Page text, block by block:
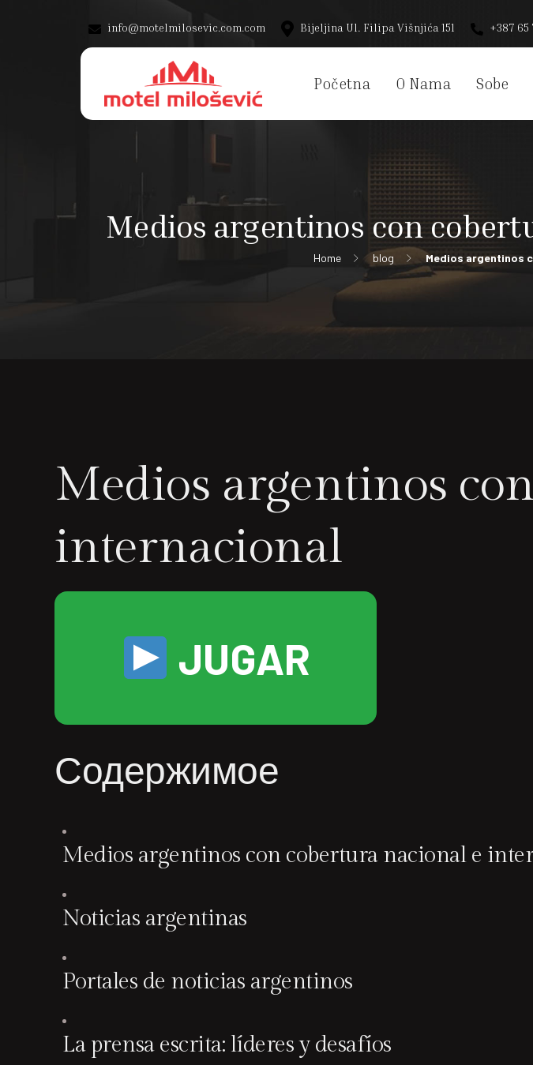
info@motelmilosevic.com.com Bijeljina Ul. Filipa Višnjića 151 +387 65
Početna O Nama Sobe
Medios argentinos con
Home blog Medios argentinos
Medios argentinos
internacional
JUGAR
Содержимое
Medios argentinos con cobertura nacional e
Noticias argentinas
Portales de noticias argentinos
La prensa escrita: líderes y desafíos